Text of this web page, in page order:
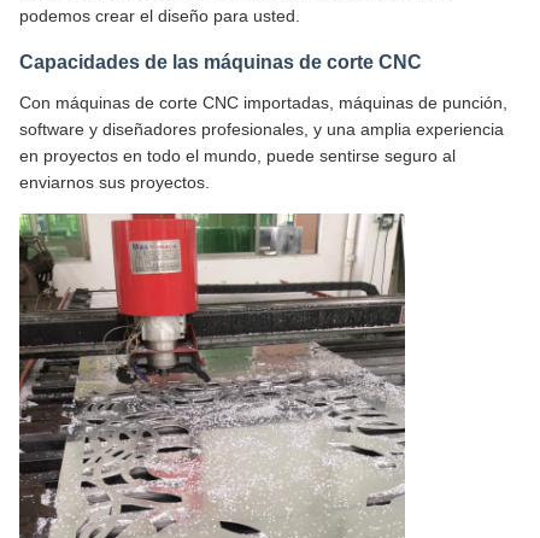
podemos crear el diseño para usted.
Capacidades de las máquinas de corte CNC
Con máquinas de corte CNC importadas, máquinas de punción,
software y diseñadores profesionales, y una amplia experiencia
en proyectos en todo el mundo, puede sentirse seguro al
enviarnos sus proyectos.